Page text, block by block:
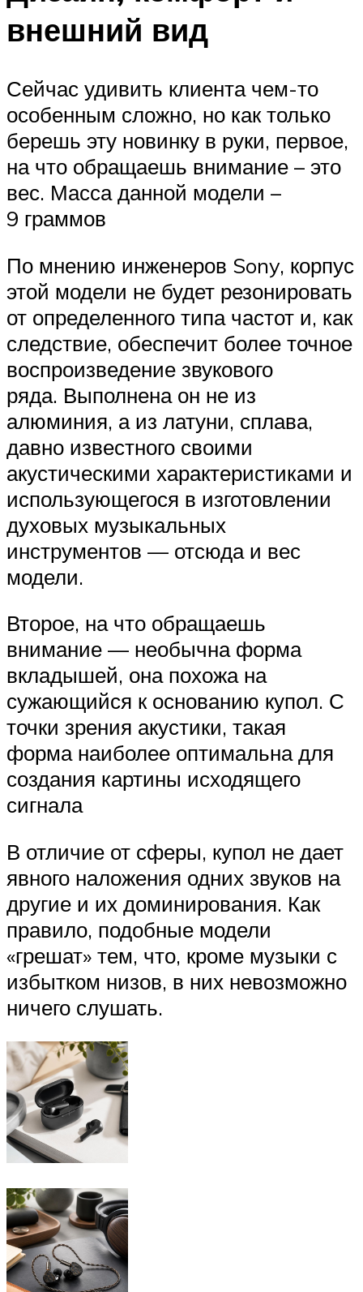
внешний вид
Сейчас удивить клиента чем-то
особенным сложно, но как только
берешь эту новинку в руки, первое,
на что обращаешь внимание – это
вес. Масса данной модели –
9 граммов
По мнению инженеров Sony, корпус
этой модели не будет резонировать
от определенного типа частот и, как
следствие, обеспечит более точное
воспроизведение звукового
ряда. Выполнена он не из
алюминия, а из латуни, сплава,
давно известного своими
акустическими характеристиками и
использующегося в изготовлении
духовых музыкальных
инструментов — отсюда и вес
модели.
Второе, на что обращаешь
внимание — необычна форма
вкладышей, она похожа на
сужающийся к основанию купол. С
точки зрения акустики, такая
форма наиболее оптимальна для
создания картины исходящего
сигнала
В отличие от сферы, купол не дает
явного наложения одних звуков на
другие и их доминирования. Как
правило, подобные модели
«грешат» тем, что, кроме музыки с
избытком низов, в них невозможно
ничего слушать.